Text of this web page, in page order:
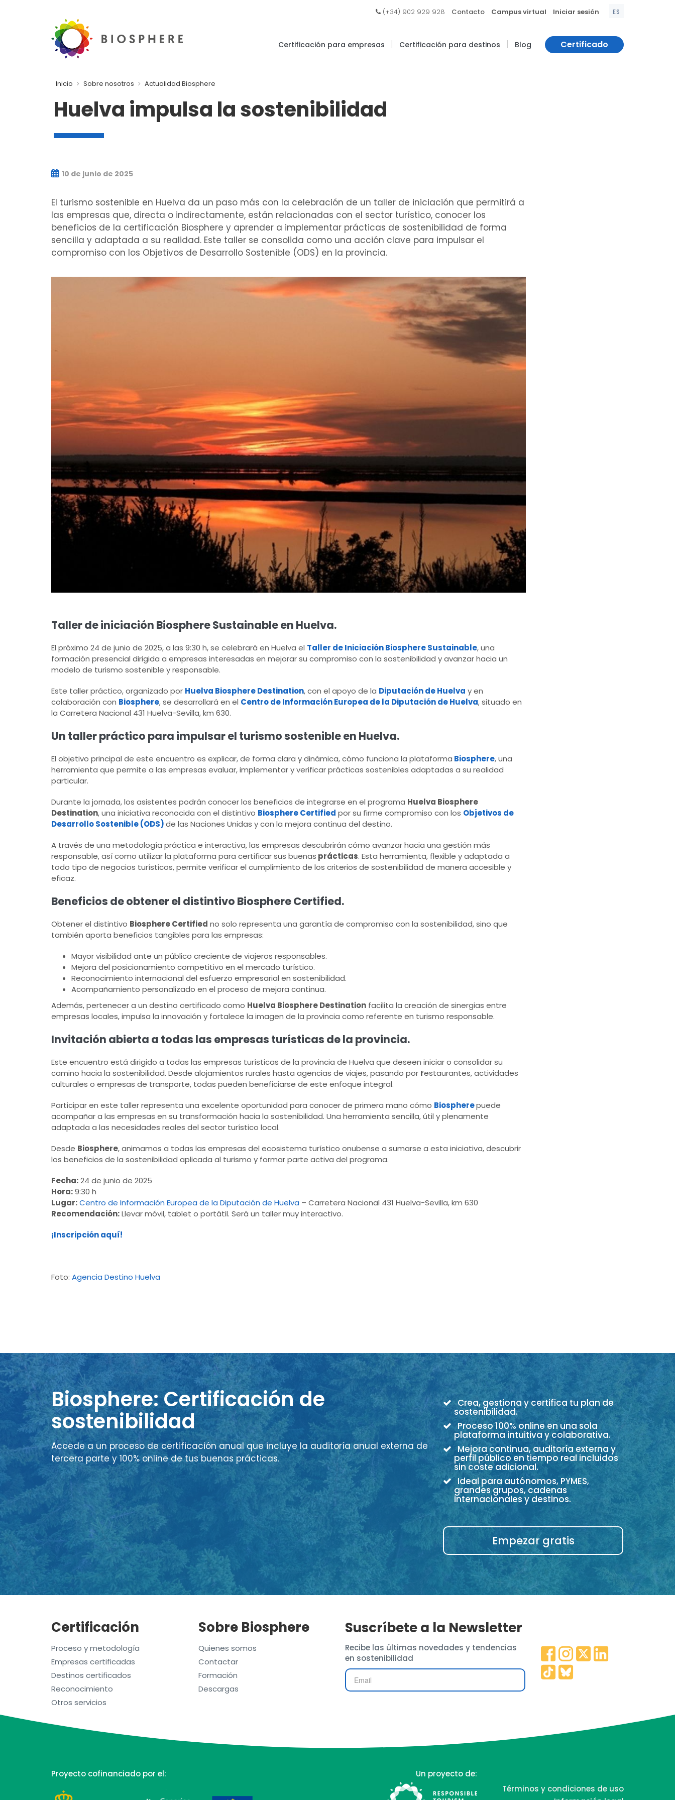
(+34) 902 929 928 Contacto Campus virtual Iniciar sesión ES
Certificación para empresas | Certificación para destinos | Blog Certificado
Inicio Sobre nosotros Actualidad Biosphere
Huelva impulsa la sostenibilidad
10 de junio de 2025
El turismo sostenible en Huelva da un paso más con la celebración de un taller de iniciación que permitirá a
las empresas que, directa o indirectamente, están relacionadas con el sector turístico, conocer los
beneficios de la certificación Biosphere y aprender a implementar prácticas de sostenibilidad de forma
sencilla y adaptada a su realidad. Este taller se consolida como una acción clave para impulsar el
compromiso con los Objetivos de Desarrollo Sostenible (ODS) en la provincia.
Taller de iniciación Biosphere Sustainable en Huelva.
El próximo 24 de junio de 2025, a las 9:30 h, se celebrará en Huelva el Taller de Iniciación Biosphere Sustainable, una
formación presencial dirigida a empresas interesadas en mejorar su compromiso con la sostenibilidad y avanzar hacia un
modelo de turismo sostenible y responsable.
Este taller práctico, organizado por Huelva Biosphere Destination, con el apoyo de la Diputación de Huelva y en
colaboración con Biosphere, se desarrollará en el Centro de Información Europea de la Diputación de Huelva, situado en
la Carretera Nacional 431 Huelva-Sevilla, km 630.
Un taller práctico para impulsar el turismo sostenible en Huelva.
El objetivo principal de este encuentro es explicar, de forma clara y dinámica, cómo funciona la plataforma Biosphere, una
herramienta que permite a las empresas evaluar, implementar y verificar prácticas sostenibles adaptadas a su realidad
particular.
Durante la jornada, los asistentes podrán conocer los beneficios de integrarse en el programa Huelva Biosphere
Destination, una iniciativa reconocida con el distintivo Biosphere Certified por su firme compromiso con los Objetivos de
Desarrollo Sostenible (ODS)de las Naciones Unidas y con la mejora continua del destino.
A través de una metodología práctica e interactiva, las empresas descubrirán cómo avanzar hacia una gestión más
responsable, así como utilizar la plataforma para certificar sus buenas prácticas. Esta herramienta, flexible y adaptada a
todo tipo de negocios turísticos, permite verificar el cumplimiento de los criterios de sostenibilidad de manera accesible y
eficaz.
Beneficios de obtener el distintivo Biosphere Certified.
Obtener el distintivo Biosphere Certified no solo representa una garantía de compromiso con la sostenibilidad, sino que
también aporta beneficios tangibles para las empresas:
Mayor visibilidad ante un público creciente de viajeros responsables.
Mejora del posicionamiento competitivo en el mercado turístico.
Reconocimiento internacional del esfuerzo empresarial en sostenibilidad.
Acompañamiento personalizado en el proceso de mejora continua.
Además, pertenecer a un destino certificado como Huelva Biosphere Destination facilita la creación de sinergias entre
empresas locales, impulsa la innovación y fortalece la imagen de la provincia como referente en turismo responsable.
Invitación abierta a todas las empresas turísticas de la provincia.
Este encuentro está dirigido a todas las empresas turísticas de la provincia de Huelva que deseen iniciar o consolidar su
camino hacia la sostenibilidad. Desde alojamientos rurales hasta agencias de viajes, pasando por restaurantes, actividades
culturales o empresas de transporte, todas pueden beneficiarse de este enfoque integral.
Participar en este taller representa una excelente oportunidad para conocer de primera mano cómo Biospherepuede
acompañar a las empresas en su transformación hacia la sostenibilidad. Una herramienta sencilla, útil y plenamente
adaptada a las necesidades reales del sector turístico local.
Desde Biosphere, animamos a todas las empresas del ecosistema turístico onubense a sumarse a esta iniciativa, descubrir
los beneficios de la sostenibilidad aplicada al turismo y formar parte activa del programa.
Fecha:24 de junio de 2025
Hora:9:30 h
Lugar:Centro de Información Europea de la Diputación de Huelva – Carretera Nacional 431 Huelva-Sevilla, km 630
Recomendación:Llevar móvil, tablet o portátil. Será un taller muy interactivo.
¡Inscripción aquí!
Foto: Agencia Destino Huelva
Biosphere: Certificación de
sostenibilidad
Accede a un proceso de certificación anual que incluye la auditoría anual externa de
tercera parte y 100% online de tus buenas prácticas.
Crea, gestiona y certifica tu plan de
sostenibilidad.
Proceso 100% online en una sola
plataforma intuitiva y colaborativa.
Mejora continua, auditoría externa y
perfil público en tiempo real incluidos
sin coste adicional.
Ideal para autónomos, PYMES,
grandes grupos, cadenas
internacionales y destinos.
Empezar gratis
Certificación
Proceso y metodología
Empresas certificadas
Destinos certificados
Reconocimiento
Otros servicios
Sobre Biosphere
Quienes somos
Contactar
Formación
Descargas
Suscríbete a la Newsletter
Recibe las últimas novedades y tendencias
en sostenibilidad
Proyecto cofinanciado por el:
Un proyecto de:
Términos y condiciones de uso